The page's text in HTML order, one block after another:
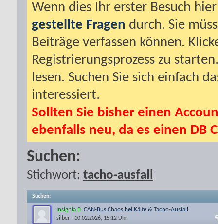
Wenn dies Ihr erster Besuch
gestellte Fragen durch. Sie
Beiträge verfassen können.
Registrierungsprozess zu
lesen. Suchen Sie sich einfach
interessiert.
Sollten Sie bisher einen
ebenfalls neu, da es einen DB
Suchen:
Stichwort: tacho-ausfall
Suchen:
Insignia B: CAN-Bus Chaos bei Kälte & Tacho-Ausfall
silber - 10.02.2026, 15:12 Uhr